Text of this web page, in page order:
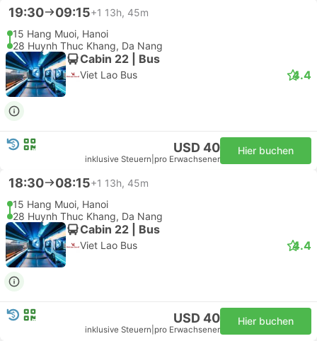
19:30 09:15+1 13h, 45m
15 Hang Muoi, Hanoi
28 Huynh Thuc Khang, Da Nang
Cabin 22 | Bus
Viet Lao Bus 4.4
USD 40
inklusive Steuern pro Erwachsener
Hier buchen
18:30 08:15+1 13h, 45m
15 Hang Muoi, Hanoi
28 Huynh Thuc Khang, Da Nang
Cabin 22 | Bus
Viet Lao Bus 4.4
USD 40
inklusive Steuern pro Erwachsener
Hier buchen